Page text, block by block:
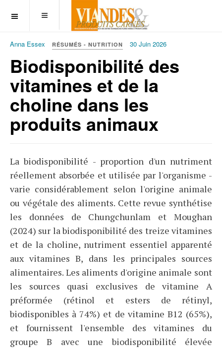
OFF CANVAS
Anna Essex RÉSUMÉS - NUTRITION 30 Juin 2026
Biodisponibilité des
vitamines et de la
choline dans les
produits animaux
La biodisponibilité - proportion d'un nutriment
réellement absorbée et utilisée par l'organisme -
varie considérablement selon l'origine animale
ou végétale des aliments. Cette revue synthétise
les données de Chungchunlam et Moughan
(2024) sur la biodisponibilité des treize vitamines
et de la choline, nutriment essentiel apparenté
aux vitamines B, dans les principales sources
alimentaires. Les aliments d'origine animale sont
les sources quasi exclusives de vitamine A
préformée (rétinol et esters de rétinyl,
biodisponibles à 74%) et de vitamine B12 (65%),
et fournissent l'ensemble des vitamines du
groupe B avec une biodisponibilité élevée